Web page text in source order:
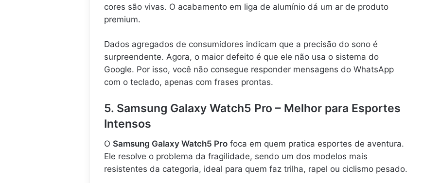
cores são vivas. O acabamento em liga de alumínio dá um ar de produto
premium.
Dados agregados de consumidores indicam que a precisão do sono é
surpreendente. Agora, o maior defeito é que ele não usa o sistema do
Google. Por isso, você não consegue responder mensagens do WhatsApp
com o teclado, apenas com frases prontas.
5. Samsung Galaxy Watch5 Pro – Melhor para Esportes
Intensos
O Samsung Galaxy Watch5 Pro foca em quem pratica esportes de aventura.
Ele resolve o problema da fragilidade, sendo um dos modelos mais
resistentes da categoria, ideal para quem faz trilha, rapel ou ciclismo pesado.